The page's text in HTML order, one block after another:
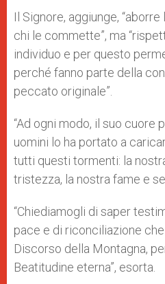
Il Signore, aggiunge,
chi le commette”, ma
individuo e per questo
perché fanno parte della
peccato originale”.
“Ad ogni modo, il suo cuore
uomini lo ha portato a
tutti questi tormenti: la
tristezza, la nostra fame e
“Chiediamogli di saper
pace e di riconciliazione
Discorso della Montagna,
Beatitudine eterna”, esorta.